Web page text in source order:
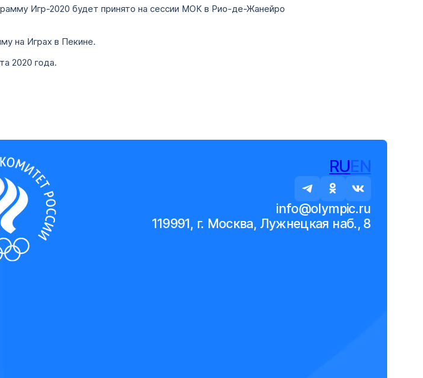
Игр-2020 будет принято на сессии МОК в Рио-де-Жанейро
на Играх в Пекине.
2020 года.
RUEN
info@olympic.ru
119991, г. Москва, Лужнецкая наб., 8